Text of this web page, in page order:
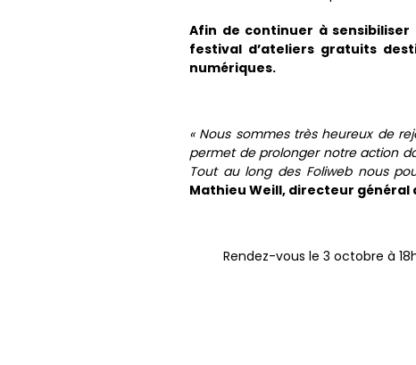
Afin de continuer à
festival d’ateliers gratuits
numériques.
« Nous sommes très heureux de
permet de prolonger notre action
Tout au long des Foliweb nous
Mathieu Weill, directeur général
Rendez-vous le 3 octobre à